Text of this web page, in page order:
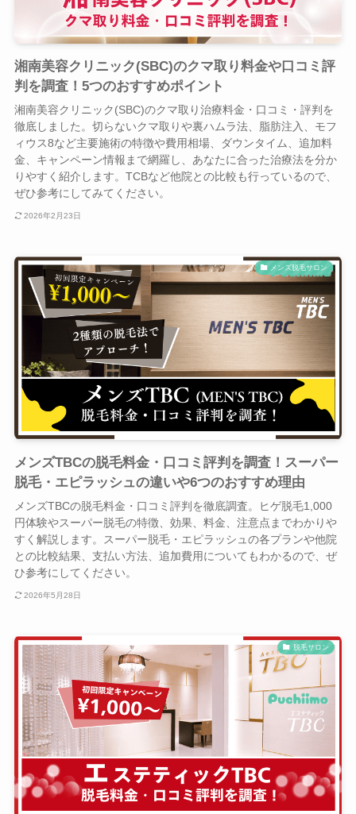
湘南美容クリニック(SBC)のクマ取り料金や口コミ評
判を調査！5つのおすすめポイント
湘南美容クリニック(SBC)のクマ取り治療料金・口コミ・評判を
徹底しました。切らないクマ取りや裏ハムラ法、脂肪注入、モフ
ィウス8など主要施術の特徴や費用相場、ダウンタイム、追加料
金、キャンペーン情報まで網羅し、あなたに合った治療法を分か
りやすく紹介します。TCBなど他院との比較も行っているので、
ぜひ参考にしてみてください。
2026年2月23日
メンズ脱毛サロン
メンズTBCの脱毛料金・口コミ評判を調査！スーパー
脱毛・エピラッシュの違いや6つのおすすめ理由
メンズTBCの脱毛料金・口コミ評判を徹底調査。ヒゲ脱毛1,000
円体験やスーパー脱毛の特徴、効果、料金、注意点までわかりや
すく解説します。スーパー脱毛・エピラッシュの各プランや他院
との比較結果、支払い方法、追加費用についてもわかるので、ぜ
ひ参考にしてください。
2026年5月28日
脱毛サロン